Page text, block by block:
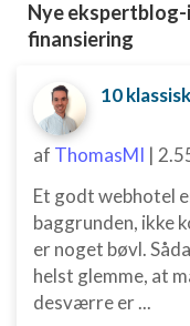
Nye
finansiering
af ThomasMI |
Et godt webhotel
baggrunden, ikke
er noget bøvl.
helst glemme, at
desværre er ...